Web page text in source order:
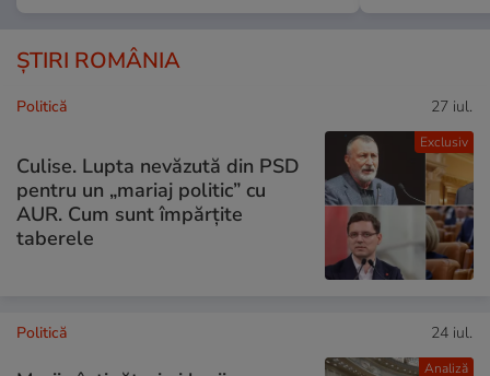
ȘTIRI ROMÂNIA
Exclusiv
Politică 27 iul.
Culise. Lupta nevăzută din PSD
pentru un „mariaj politic” cu
AUR. Cum sunt împărțite
taberele
Analiză
Politică 24 iul.